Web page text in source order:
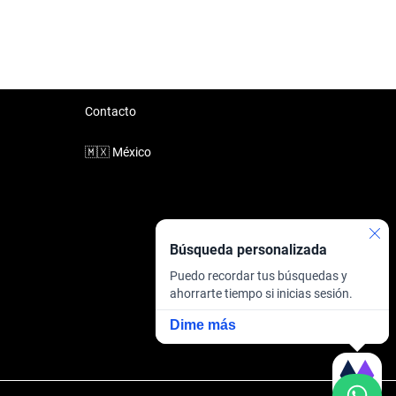
Búsqueda personalizada
Puedo recordar tus búsquedas y
ahorrarte tiempo si inicias sesión.
Dime más
Contacto
🇲🇽 México